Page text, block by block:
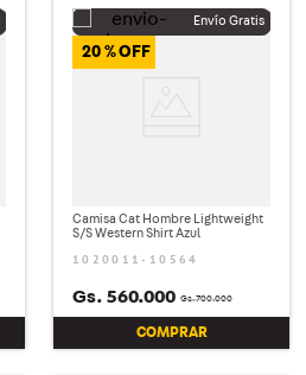
20 %
Camisa Cat Hombre Lightweight
S/S Western Shirt Azul
1020011-10564
Gs.700.000
Gs. 560.000
COMPRAR